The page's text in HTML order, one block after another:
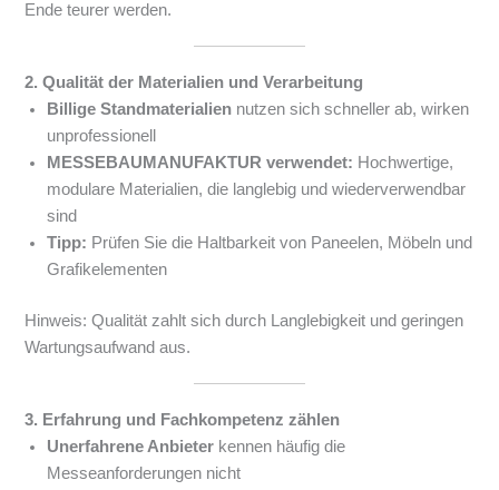
Ende teurer werden.
2. Qualität der Materialien und Verarbeitung
Billige Standmaterialien nutzen sich schneller ab, wirken
unprofessionell
MESSEBAUMANUFAKTUR verwendet: Hochwertige,
modulare Materialien, die langlebig und wiederverwendbar
sind
Tipp: Prüfen Sie die Haltbarkeit von Paneelen, Möbeln und
Grafikelementen
Hinweis: Qualität zahlt sich durch Langlebigkeit und geringen
Wartungsaufwand aus.
3. Erfahrung und Fachkompetenz zählen
Unerfahrene Anbieter kennen häufig die
Messeanforderungen nicht